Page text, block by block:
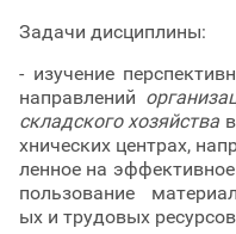
Задачи дисциплины:
- изучение
направлений
складского хозяйства
хнических центрах,
ленное на
пользование
ых и трудовых